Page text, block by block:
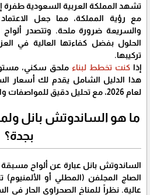
​تشهد المملكة العربية السعودية طفرة
مع رؤية المملكة، مما جعل الاعتماد
والسريعة ضرورة ملحة. وتتصدر
الحلول بفضل كفاءتها العالية في
تركيبها.
​إذا كنت تخطط لبناء ملحق سكني،
هذا الدليل الشامل يقدم لك أسعار
لعام 2026، مع تحليل دقيق للمواصفات والعوامل المؤثرة على التكلفة.
​ما هو الساندوتش بانل
بجدة؟
​الساندوتش بانل عبارة عن ألواح
الصاج المجلفن (المطلي أو
عالية. نظراً للمناخ الصحراوي الحار في